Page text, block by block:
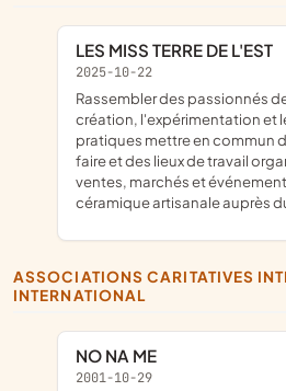
LES MISS TERRE DE L'EST
2025-10-22
rassembler des passionnés de céramique favoriser la
création, l'expérimentation et
pratiques mettre en commun
faire et des lieux de travail
ventes, marchés et
céramique artisanale auprès
ASSOCIATIONS CARITATIVES INTERVENANT AU PLAN
INTERNATIONAL
NO NA ME
2001-10-29